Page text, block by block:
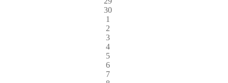
30
1
2
3
4
5
6
7